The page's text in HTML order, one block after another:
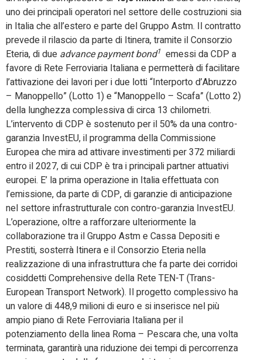
uno dei principali operatori nel settore delle costruzioni sia
in Italia che all’estero e parte del Gruppo Astm. Il contratto
prevede il rilascio da parte di Itinera, tramite il Consorzio
Eteria, di due advance payment bond1 emessi da CDP a
favore di Rete Ferroviaria Italiana e permetterà di facilitare
l’attivazione dei lavori per i due lotti “Interporto d’Abruzzo
– Manoppello” (Lotto 1) e “Manoppello – Scafa” (Lotto 2)
della lunghezza complessiva di circa 13 chilometri.
L’intervento di CDP è sostenuto per il 50% da una contro-
garanzia InvestEU, il programma della Commissione
Europea che mira ad attivare investimenti per 372 miliardi
entro il 2027, di cui CDP è tra i principali partner attuativi
europei. E’ la prima operazione in Italia effettuata con
l’emissione, da parte di CDP, di garanzie di anticipazione
nel settore infrastrutturale con contro-garanzia InvestEU.
L’operazione, oltre a rafforzare ulteriormente la
collaborazione tra il Gruppo Astm e Cassa Depositi e
Prestiti, sosterrà Itinera e il Consorzio Eteria nella
realizzazione di una infrastruttura che fa parte dei corridoi
cosiddetti Comprehensive della Rete TEN-T (Trans-
European Transport Network). Il progetto complessivo ha
un valore di 448,9 milioni di euro e si inserisce nel più
ampio piano di Rete Ferroviaria Italiana per il
potenziamento della linea Roma – Pescara che, una volta
terminata, garantirà una riduzione dei tempi di percorrenza